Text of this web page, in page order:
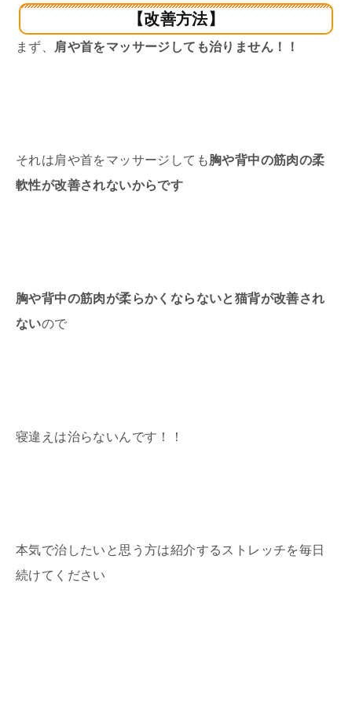
【改善方法】
まず、 肩や首をマッサージしても治りません！！
それは肩や首をマッサージしても胸や背中の筋肉の柔
軟性が改善されないからです
胸や背中の筋肉が柔らかくならないと猫背が改善され
ないので
寝違えは治らないんです！！
本気で治したいと思う方は紹介するストレッチを毎日
続けてください